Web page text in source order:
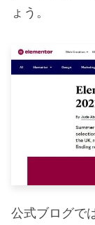
ょう。
公式ブログで